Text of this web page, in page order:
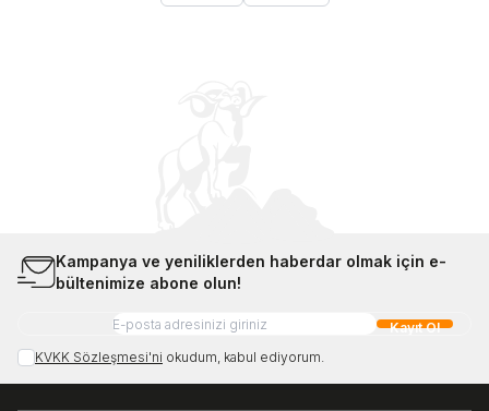
Kampanya ve yeniliklerden haberdar olmak için e-
bültenimize abone olun!
Kayıt Ol
KVKK Sözleşmesi'ni okudum, kabul ediyorum.